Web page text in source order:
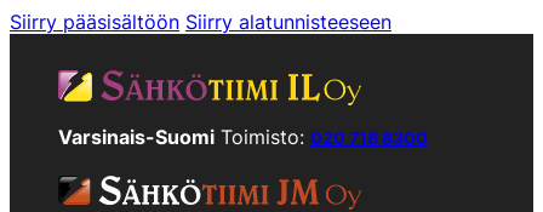
Siirry pääsisältöön Siirry alatunnisteeseen
Varsinais-Suomi Toimisto: 020 718 8300